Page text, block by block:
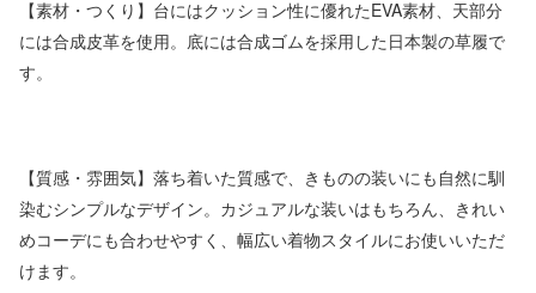
【素材・つくり】台にはクッション性に優れたEVA素材、天部分
には合成皮革を使用。底には合成ゴムを採用した日本製の草履で
す。
【質感・雰囲気】落ち着いた質感で、きものの装いにも自然に馴
染むシンプルなデザイン。カジュアルな装いはもちろん、きれい
めコーデにも合わせやすく、幅広い着物スタイルにお使いいただ
けます。